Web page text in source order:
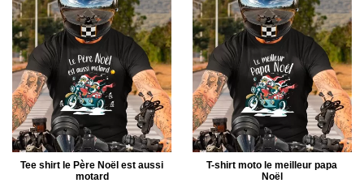
Tee shirt le Père Noël est aussi
motard
T-shirt moto le meilleur papa
Noël